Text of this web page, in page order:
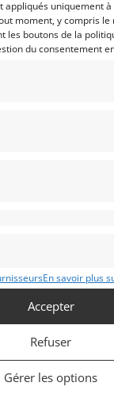
appliqués uniquement à
moment, y compris
les boutons de la
du consentement
En savoir plus
Accepter
Refuser
Gérer les options
C3 STINGRAY